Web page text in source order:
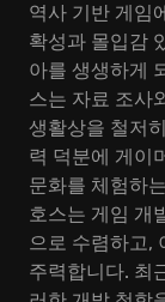
역사 기반 게임
확성과 몰입감
아를 생생하게
스는 자료 조사
생활상을 철저
력 덕분에 게이
문화를 체험하
호스는 게임 개
으로 수렴하고,
주력합니다. 최